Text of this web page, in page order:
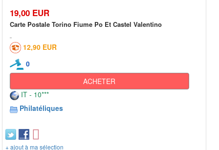
19,00 EUR
Carte Postale Torino Fiume Po Et Castel Valentino
12,90 EUR
0
ACHETER
IT - 10***
Philatéliques
+ ajout à ma sélection